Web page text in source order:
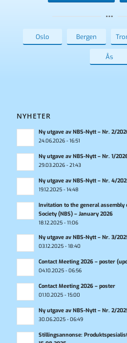
Oslo Bergen
Ås
NYHETER
Ny utgave av NBS-Nytt – Nr. 2/
24.06.2026 - 16:51
Ny utgave av NBS-Nytt – Nr. 1/
29.03.2026 - 21:43
Ny utgave av NBS-Nytt – Nr. 4/
19.12.2025 - 14:48
Invitation to the general assembly
Society (NBS) – January 2026
18.12.2025 - 11:06
Ny utgave av NBS-Nytt – Nr. 3/
03.12.2025 - 18:40
Contact Meeting 2026 – poster
04.10.2025 - 06:56
Contact Meeting 2026 – poster
01.10.2025 - 15:00
Ny utgave av NBS-Nytt – Nr. 2/
30.06.2025 - 06:49
Stillingsannonse: